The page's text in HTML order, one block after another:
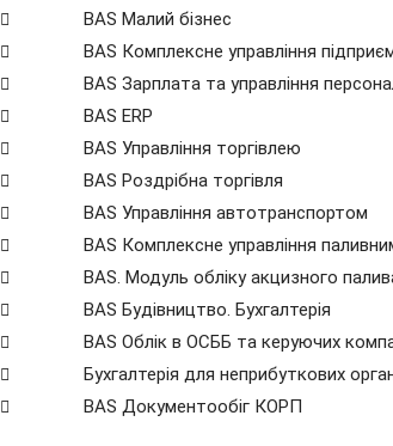
BAS Малий бізнес
BAS Комплексне управління
BAS Зарплата та управління
BAS ERP
BAS Управління торгівлею
BAS Роздрібна торгівля
BAS Управління автотранспортом
BAS Комплексне управління
BAS. Модуль обліку акцизного
BAS Будівництво. Бухгалтерія
BAS Облік в ОСББ та керуючих
Бухгалтерія для неприбуткових
BAS Документообіг КОРП